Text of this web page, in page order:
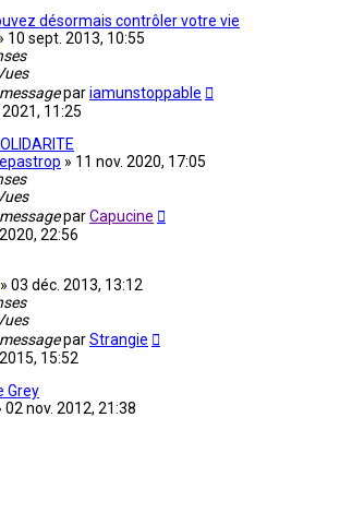
désormais contrôler votre vie
10 sept. 2013, 10:55
pariamunstoppable
2021, 11:25
» 11 nov. 2020, 17:05
parCapucine
22:56
» 03 déc. 2013, 13:12
parStrangie
15:52
Grey
02 nov. 2012, 21:38